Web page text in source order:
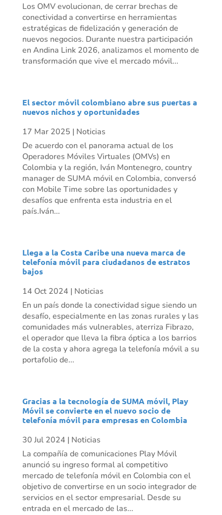
Los OMV evolucionan, de cerrar brechas de
conectividad a convertirse en herramientas
estratégicas de fidelización y generación de
nuevos negocios. Durante nuestra participación
en Andina Link 2026, analizamos el momento de
transformación que vive el mercado móvil...
El sector móvil colombiano abre sus puertas a
nuevos nichos y oportunidades
17 Mar 2025 | Noticias
De acuerdo con el panorama actual de los
Operadores Móviles Virtuales (OMVs) en
Colombia y la región, Iván Montenegro, country
manager de SUMA móvil en Colombia, conversó
con Mobile Time sobre las oportunidades y
desafíos que enfrenta esta industria en el
país.Iván...
Llega a la Costa Caribe una nueva marca de
telefonía móvil para ciudadanos de estratos
bajos
14 Oct 2024 | Noticias
En un país donde la conectividad sigue siendo un
desafío, especialmente en las zonas rurales y las
comunidades más vulnerables, aterriza Fibrazo,
el operador que lleva la fibra óptica a los barrios
de la costa y ahora agrega la telefonía móvil a su
portafolio de...
Gracias a la tecnología de SUMA móvil, Play
Móvil se convierte en el nuevo socio de
telefonía móvil para empresas en Colombia
30 Jul 2024 | Noticias
La compañía de comunicaciones Play Móvil
anunció su ingreso formal al competitivo
mercado de telefonía móvil en Colombia con el
objetivo de convertirse en un socio integrador de
servicios en el sector empresarial. Desde su
entrada en el mercado de las...